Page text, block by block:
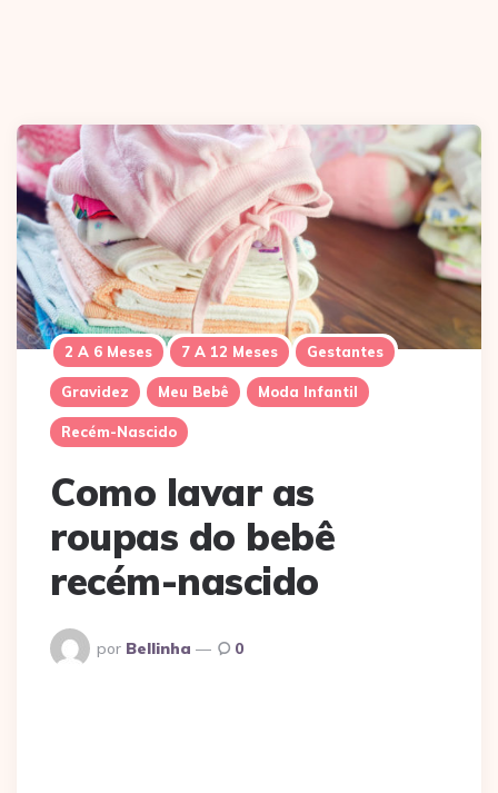
2 A 6 Meses 7 A 12 Meses Gestantes
Gravidez Meu Bebê Moda Infantil
Recém-Nascido
Como lavar as
roupas do bebê
recém-nascido
Postado
Por
por Bellinha 0